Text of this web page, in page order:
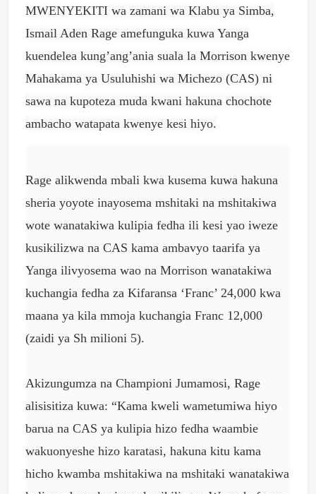
MWENYEKITI wa zamani wa Klabu ya Simba,
Ismail Aden Rage amefunguka kuwa Yanga
kuendelea kung’ang’ania suala la Morrison kwenye
Mahakama ya Usuluhishi wa Michezo (CAS) ni
sawa na kupoteza muda kwani hakuna chochote
ambacho watapata kwenye kesi hiyo.
Rage alikwenda mbali kwa kusema kuwa hakuna
sheria yoyote inayosema mshitaki na mshitakiwa
wote wanatakiwa kulipia fedha ili kesi yao iweze
kusikilizwa na CAS kama ambavyo taarifa ya
Yanga ilivyosema wao na Morrison wanatakiwa
kuchangia fedha za Kifaransa ‘Franc’ 24,000 kwa
maana ya kila mmoja kuchangia Franc 12,000
(zaidi ya Sh milioni 5).
Akizungumza na Championi Jumamosi, Rage
alisisitiza kuwa: “Kama kweli wametumiwa hiyo
barua na CAS ya kulipia hizo fedha waambie
wakuonyeshe hizo karatasi, hakuna kitu kama
hicho kwamba mshitakiwa na mshitaki wanatakiwa